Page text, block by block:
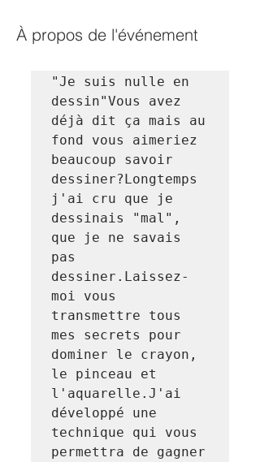
À propos de l'événement
"Je suis nulle en
dessin"Vous avez
déjà dit ça mais au
fond vous aimeriez
beaucoup savoir
dessiner?Longtemps
j'ai cru que je
dessinais "mal",
que je ne savais
pas
dessiner.Laissez-
moi vous
transmettre tous
mes secrets pour
dominer le crayon,
le pinceau et
l'aquarelle.J'ai
développé une
technique qui vous
permettra de gagner